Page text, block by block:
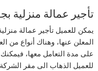
تأجير عمالة منزلية
يمكن للعميل تأجير عمالة
المعلن عنها، وهناك أنواع من
على مدة التعامل معها،
للعميل الذهاب الى مقر الشركة